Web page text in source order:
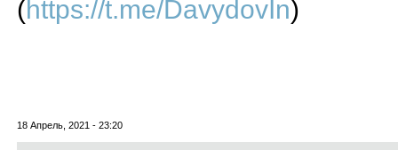
(https://t.me/DavydovIn)
18 Апрель, 2021 - 23:20